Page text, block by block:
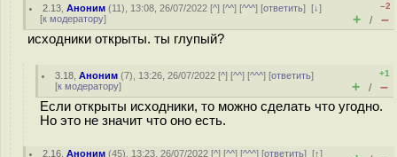
2.13 ,Аноним (11), 13:08, 26/07/2022 [^] [^^] [^^^] [ответить][↓]
[к модератору]
–2
+ / –
исходники открыты. ты глупый?
3.18 ,Аноним (7), 13:26, 26/07/2022 [^] [^^] [^^^] [ответить]
[к модератору]
+1
+ / –
Если открыты исходники, то можно сделать что угодно.
Но это не значит что оно есть.
2.16 ,Аноним (45), 13:23, 26/07/2022 [^] [^^] [^^^] [ответить][↑]